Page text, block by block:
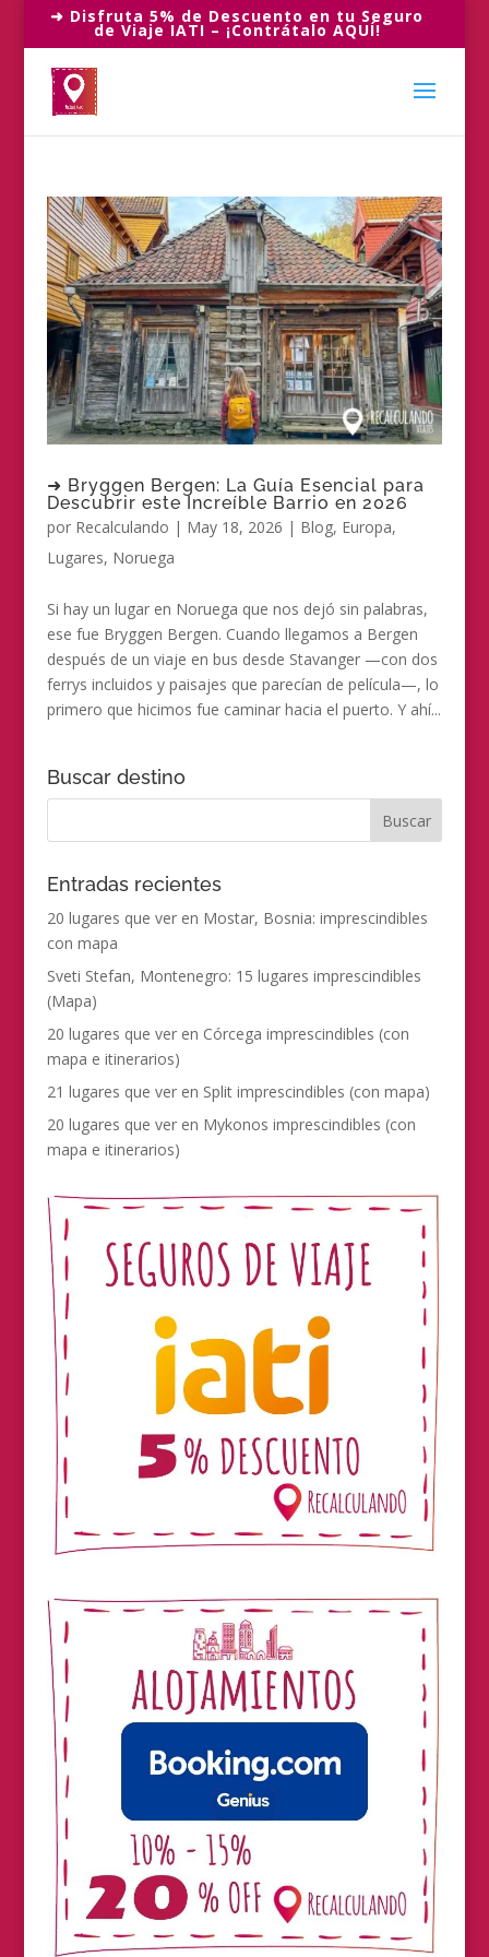
➜ Disfruta 5% de Descuento en tu Seguro
de Viaje IATI – ¡Contrátalo AQUÍ!
➜ Bryggen Bergen: La Guía Esencial para
Descubrir este Increíble Barrio en 2026
por Recalculando | May 18, 2026 | Blog, Europa,
Lugares, Noruega
Si hay un lugar en Noruega que nos dejó sin palabras,
ese fue Bryggen Bergen. Cuando llegamos a Bergen
después de un viaje en bus desde Stavanger —con dos
ferrys incluidos y paisajes que parecían de película—, lo
primero que hicimos fue caminar hacia el puerto. Y ahí...
Buscar destino
Entradas recientes
20 lugares que ver en Mostar, Bosnia: imprescindibles
con mapa
Sveti Stefan, Montenegro: 15 lugares imprescindibles
(Mapa)
20 lugares que ver en Córcega imprescindibles (con
mapa e itinerarios)
21 lugares que ver en Split imprescindibles (con mapa)
20 lugares que ver en Mykonos imprescindibles (con
mapa e itinerarios)